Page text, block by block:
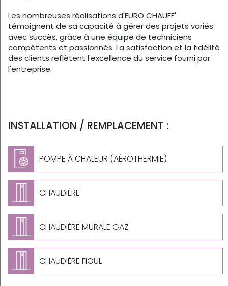
Les nombreuses réalisations d'EURO CHAUFF'
témoignent de sa capacité à gérer des projets variés
avec succès, grâce à une équipe de techniciens
compétents et passionnés. La satisfaction et la fidélité
des clients reflètent l'excellence du service fourni par
l'entreprise.
INSTALLATION / REMPLACEMENT :
POMPE À CHALEUR (AÉROTHERMIE)
CHAUDIÈRE
CHAUDIÈRE MURALE GAZ
CHAUDIÈRE FIOUL